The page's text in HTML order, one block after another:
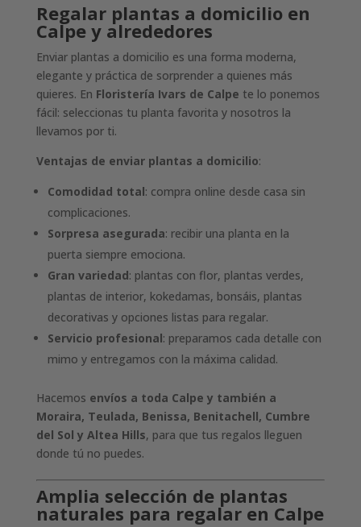
Regalar plantas a domicilio en
Calpe y alrededores
Enviar plantas a domicilio es una forma moderna,
elegante y práctica de sorprender a quienes más
quieres. En Floristería Ivars de Calpe te lo ponemos
fácil: seleccionas tu planta favorita y nosotros la
llevamos por ti.
Ventajas de enviar plantas a domicilio:
Comodidad total: compra online desde casa sin
complicaciones.
Sorpresa asegurada: recibir una planta en la
puerta siempre emociona.
Gran variedad: plantas con flor, plantas verdes,
plantas de interior, kokedamas, bonsáis, plantas
decorativas y opciones listas para regalar.
Servicio profesional: preparamos cada detalle con
mimo y entregamos con la máxima calidad.
Hacemos envíos a toda Calpe y también a
Moraira, Teulada, Benissa, Benitachell, Cumbre
del Sol y Altea Hills, para que tus regalos lleguen
donde tú no puedes.
Amplia selección de plantas
naturales para regalar en Calpe